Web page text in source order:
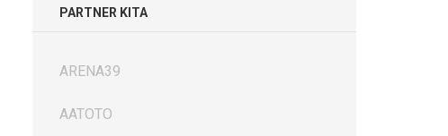
PARTNER KITA
ARENA39
AATOTO